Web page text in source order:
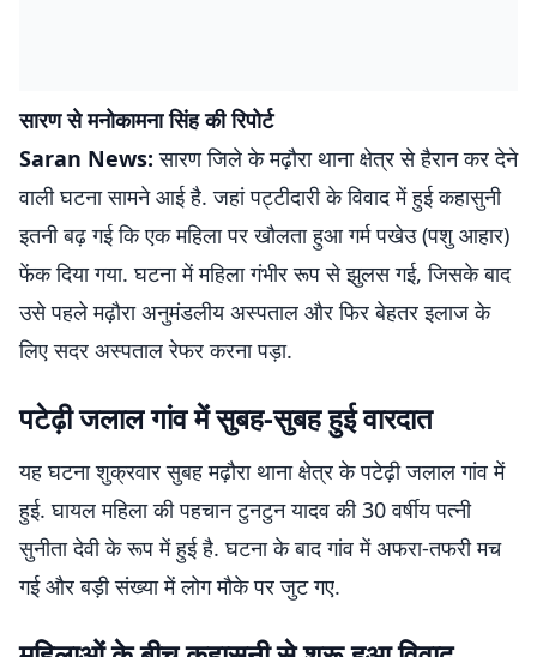
सारण से मनोकामना सिंह की रिपोर्ट
Saran News: सारण जिले के मढ़ौरा थाना क्षेत्र से हैरान कर देने
वाली घटना सामने आई है. जहां पट्टीदारी के विवाद में हुई कहासुनी
इतनी बढ़ गई कि एक महिला पर खौलता हुआ गर्म पखेउ (पशु आहार)
फेंक दिया गया. घटना में महिला गंभीर रूप से झुलस गई, जिसके बाद
उसे पहले मढ़ौरा अनुमंडलीय अस्पताल और फिर बेहतर इलाज के
लिए सदर अस्पताल रेफर करना पड़ा.
पटेढ़ी जलाल गांव में सुबह-सुबह हुई वारदात
यह घटना शुक्रवार सुबह मढ़ौरा थाना क्षेत्र के पटेढ़ी जलाल गांव में
हुई. घायल महिला की पहचान टुनटुन यादव की 30 वर्षीय पत्नी
सुनीता देवी के रूप में हुई है. घटना के बाद गांव में अफरा-तफरी मच
गई और बड़ी संख्या में लोग मौके पर जुट गए.